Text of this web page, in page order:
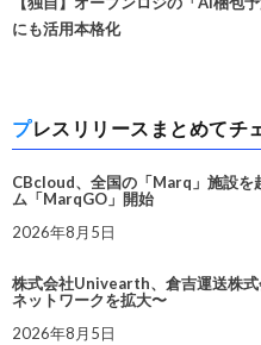
にも活用本格化
プレスリリースまとめてチ
CBcloud、全国の「Marq」施設を
ム「MarqGO」開始
2026年8月5日
株式会社Univearth、倉吉運送株
ネットワークを拡大〜
2026年8月5日